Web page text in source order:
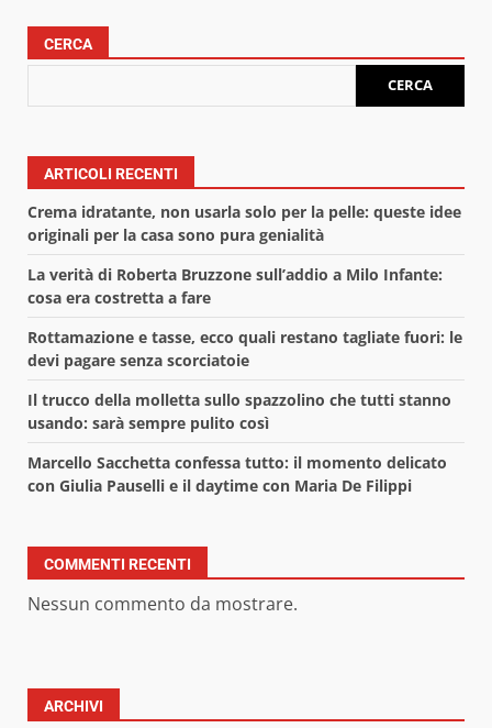
CERCA
CERCA
ARTICOLI RECENTI
Crema idratante, non usarla solo per la pelle: queste idee
originali per la casa sono pura genialità
La verità di Roberta Bruzzone sull’addio a Milo Infante:
cosa era costretta a fare
Rottamazione e tasse, ecco quali restano tagliate fuori: le
devi pagare senza scorciatoie
Il trucco della molletta sullo spazzolino che tutti stanno
usando: sarà sempre pulito così
Marcello Sacchetta confessa tutto: il momento delicato
con Giulia Pauselli e il daytime con Maria De Filippi
COMMENTI RECENTI
Nessun commento da mostrare.
ARCHIVI